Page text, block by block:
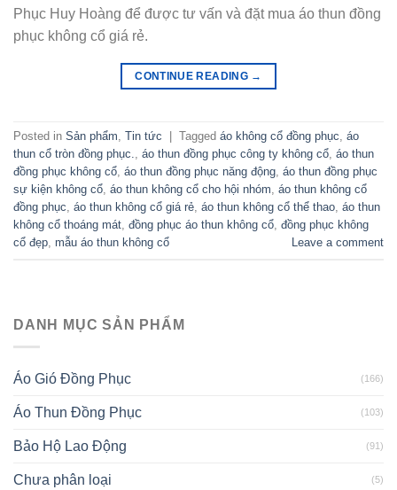
Phục Huy Hoàng để được tư vấn và đặt mua áo thun đồng
phục không cổ giá rẻ.
CONTINUE READING →
Posted in Sản phẩm, Tin tức Tagged áo không cổ đồng phục, áo
thun cổ tròn đồng phục., áo thun đồng phục công ty không cổ, áo thun
đồng phục không cổ, áo thun đồng phục năng động, áo thun đồng phục
sự kiện không cổ, áo thun không cổ cho hội nhóm, áo thun không cổ
đồng phục, áo thun không cổ giá rẻ, áo thun không cổ thể thao, áo thun
không cổ thoáng mát, đồng phục áo thun không cổ, đồng phục không
cổ đẹp, mẫu áo thun không cổ Leave a comment
DANH MỤC SẢN PHẨM
Áo Gió Đồng Phục (166)
Áo Thun Đồng Phục (103)
Bảo Hộ Lao Động (91)
Chưa phân loại (5)